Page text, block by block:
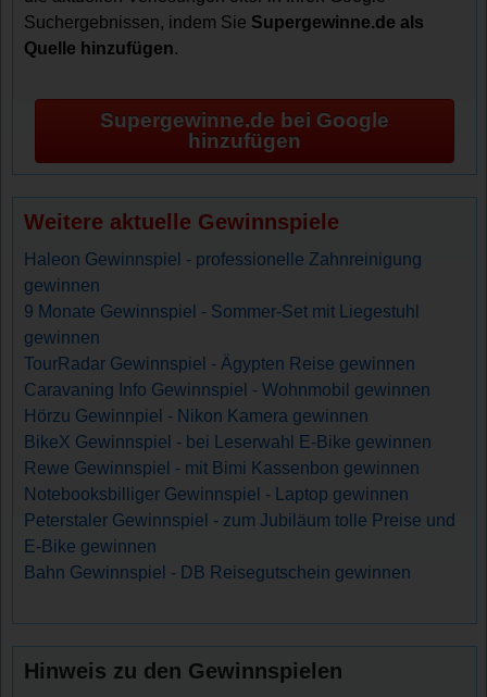
Suchergebnissen, indem Sie Supergewinne.de als
Quelle hinzufügen.
Supergewinne.de bei Google
hinzufügen
Weitere aktuelle Gewinnspiele
Haleon Gewinnspiel - professionelle Zahnreinigung
gewinnen
9 Monate Gewinnspiel - Sommer-Set mit Liegestuhl
gewinnen
TourRadar Gewinnspiel - Ägypten Reise gewinnen
Caravaning Info Gewinnspiel - Wohnmobil gewinnen
Hörzu Gewinnpiel - Nikon Kamera gewinnen
BikeX Gewinnspiel - bei Leserwahl E-Bike gewinnen
Rewe Gewinnspiel - mit Bimi Kassenbon gewinnen
Notebooksbilliger Gewinnspiel - Laptop gewinnen
Peterstaler Gewinnspiel - zum Jubiläum tolle Preise und
E-Bike gewinnen
Bahn Gewinnspiel - DB Reisegutschein gewinnen
Hinweis zu den Gewinnspielen